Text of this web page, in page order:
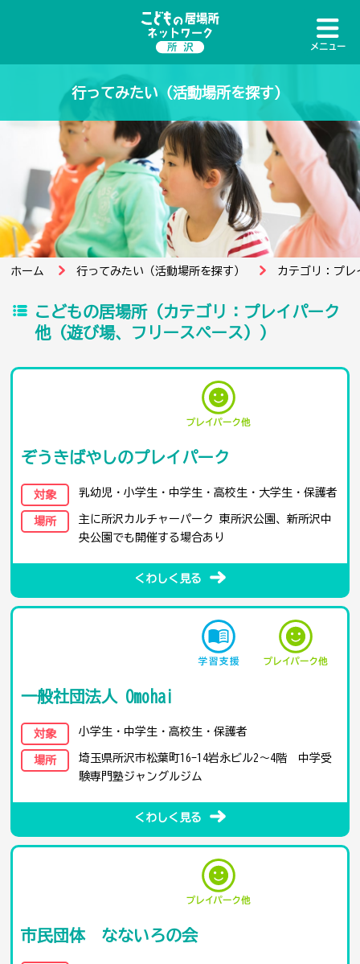
メニュー
行ってみたい（活動場所を探す）
ホーム 行ってみたい（活動場所を探す） カテゴリ：プ
こどもの居場所（カテゴリ：プレイパーク
他（遊び場、フリースペース））
ぞうきばやしのプレイパーク
対象 乳幼児・小学生・中学生・高校生・大学生・保護者
場所
主に所沢カルチャーパーク 東所沢公園、新所沢中
央公園でも開催する場合あり
くわしく見る
一般社団法人 Omohai
対象 小学生・中学生・高校生・保護者
場所
埼玉県所沢市松葉町16-14岩永ビル2～4階 中学受
験専門塾ジャングルジム
くわしく見る
市民団体 なないろの会